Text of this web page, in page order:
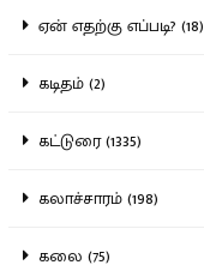
ஏன் எதற்கு எப்படி? (18)
கடிதம் (2)
கட்டுரை (1335)
கலாச்சாரம் (198)
கலை (75)